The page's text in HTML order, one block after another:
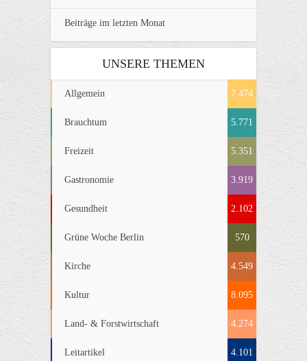
Beiträge im letzten Monat
UNSERE THEMEN
Allgemein 7.474
Brauchtum 5.771
Freizeit 5.351
Gastronomie 3.919
Gesundheit 2.102
Grüne Woche Berlin 570
Kirche 4.549
Kultur 8.095
Land- & Forstwirtschaft 4.274
Leitartikel 4.101